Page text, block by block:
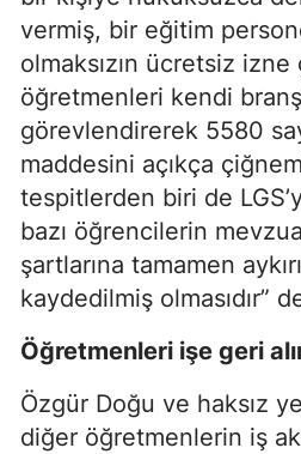
vermiş, bir eğitim
olmaksızın ücretsiz izne
öğretmenleri kendi
görevlendirerek 5580
maddesini açıkça
tespitlerden biri de
bazı öğrencilerin
şartlarına tamamen
kaydedilmiş olmasıdır”
Öğretmenleri işe geri
Özgür Doğu ve haksız
diğer öğretmenlerin iş